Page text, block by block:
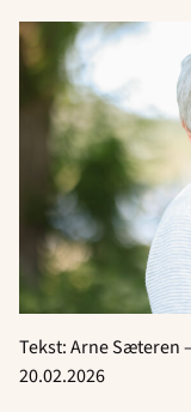
Tekst: Arne Sæteren
20.02.2026